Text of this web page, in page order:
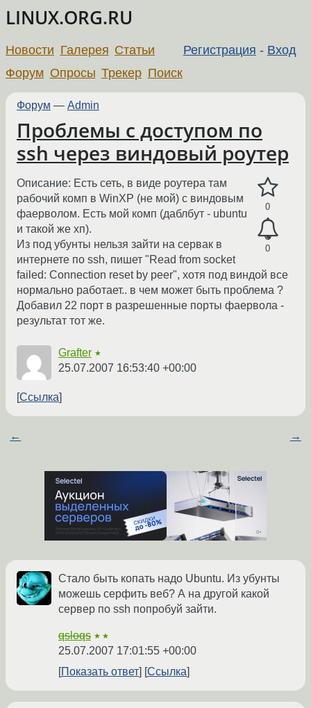
LINUX.ORG.RU
Регистрация - Вход
Новости Галерея Статьи
Форум Опросы Трекер Поиск
Форум — Admin
Проблемы с доступом по
ssh через виндовый роутер
0
0
Описание: Есть сеть, в виде роутера там
рабочий комп в WinXP (не мой) с виндовым
фаерволом. Есть мой комп (даблбут - ubuntu
и такой же хп).
Из под убунты нельзя зайти на сервак в
интернете по ssh, пишет "Read from socket
failed: Connection reset by peer", хотя под виндой все
нормально работает.. в чем может быть проблема ?
Добавил 22 порт в разрешенные порты фаервола -
результат тот же.
Grafter ★
25.07.2007 16:53:40 +00:00
Ссылка
← →
Стало быть копать надо Ubuntu. Из убунты
можешь серфить веб? А на другой какой
сервер по ssh попробуй зайти.
qsloqs ★★
25.07.2007 17:01:55 +00:00
Показать ответ
Ссылка